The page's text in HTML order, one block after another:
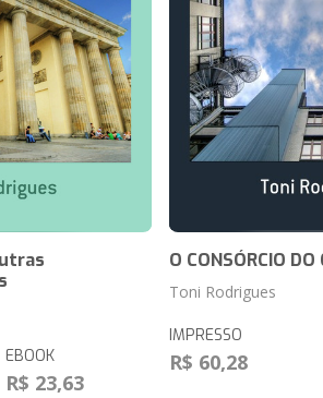
EBOOK
R$ 23,63
O CONSÓRCIO DO
Toni Rodrigues
IMPRESSO
R$ 60,28